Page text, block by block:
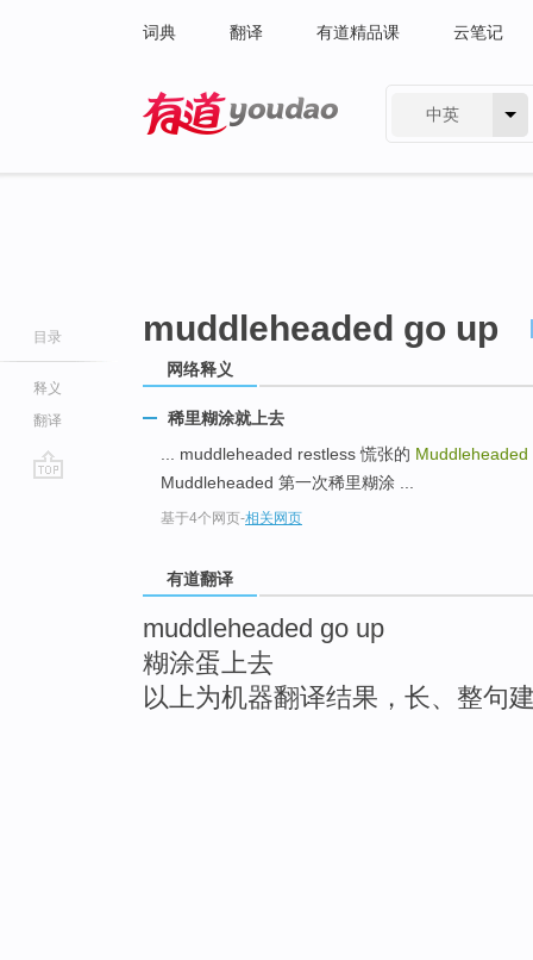
词典 翻译 有道精品课 云笔记
中英
目录
释义
翻译
muddleheaded go up
网络释义
稀里糊涂就上去
... muddleheaded restless 慌张的
Muddleheaded 第一次稀里糊涂 ...
基于4个网页-相关网页
有道翻译
muddleheaded go up
糊涂蛋上去
以上为机器翻译结果，长、整句